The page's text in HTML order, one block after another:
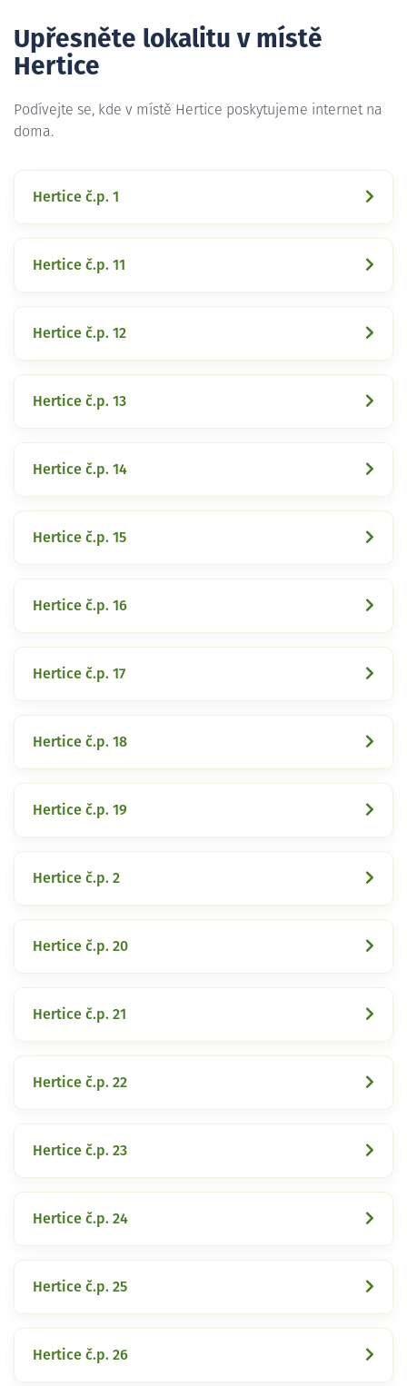
Upřesněte lokalitu v místě
Hertice
Podívejte se, kde v místě Hertice poskytujeme internet na
doma.
Hertice č.p. 1
Hertice č.p. 11
Hertice č.p. 12
Hertice č.p. 13
Hertice č.p. 14
Hertice č.p. 15
Hertice č.p. 16
Hertice č.p. 17
Hertice č.p. 18
Hertice č.p. 19
Hertice č.p. 2
Hertice č.p. 20
Hertice č.p. 21
Hertice č.p. 22
Hertice č.p. 23
Hertice č.p. 24
Hertice č.p. 25
Hertice č.p. 26